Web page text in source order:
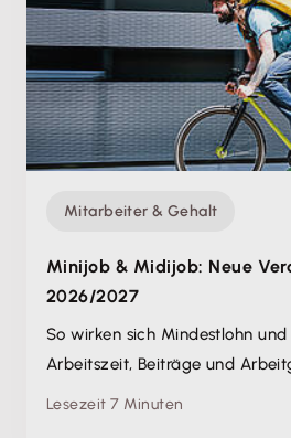
Mitarbeiter & Gehalt
Minijob & Midijob: Neue
2026/2027
So wirken sich Mindestlohn
Arbeitszeit, Beiträge und
Lesezeit 7 Minuten